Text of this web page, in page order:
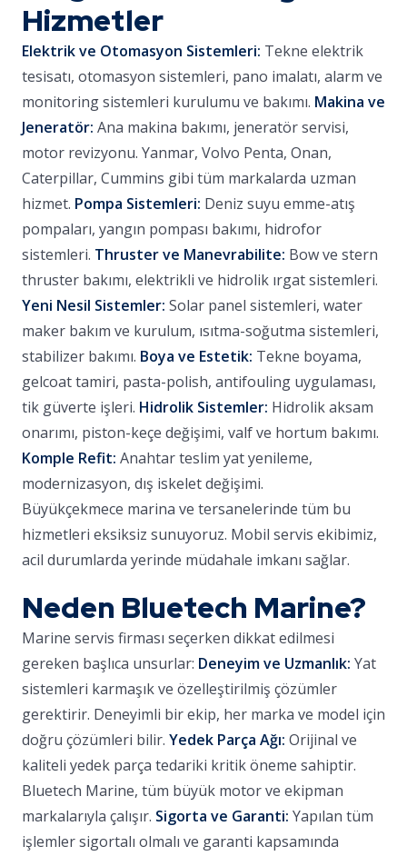
Hizmetler
Elektrik ve Otomasyon Sistemleri: Tekne elektrik
tesisatı, otomasyon sistemleri, pano imalatı, alarm ve
monitoring sistemleri kurulumu ve bakımı. Makina ve
Jeneratör: Ana makina bakımı, jeneratör servisi,
motor revizyonu. Yanmar, Volvo Penta, Onan,
Caterpillar, Cummins gibi tüm markalarda uzman
hizmet. Pompa Sistemleri: Deniz suyu emme-atış
pompaları, yangın pompası bakımı, hidrofor
sistemleri. Thruster ve Manevrabilite: Bow ve stern
thruster bakımı, elektrikli ve hidrolik ırgat sistemleri.
Yeni Nesil Sistemler: Solar panel sistemleri, water
maker bakım ve kurulum, ısıtma-soğutma sistemleri,
stabilizer bakımı. Boya ve Estetik: Tekne boyama,
gelcoat tamiri, pasta-polish, antifouling uygulaması,
tik güverte işleri. Hidrolik Sistemler: Hidrolik aksam
onarımı, piston-keçe değişimi, valf ve hortum bakımı.
Komple Refit: Anahtar teslim yat yenileme,
modernizasyon, dış iskelet değişimi.
Büyükçekmece marina ve tersanelerinde tüm bu
hizmetleri eksiksiz sunuyoruz. Mobil servis ekibimiz,
acil durumlarda yerinde müdahale imkanı sağlar.
Neden Bluetech Marine?
Marine servis firması seçerken dikkat edilmesi
gereken başlıca unsurlar: Deneyim ve Uzmanlık: Yat
sistemleri karmaşık ve özelleştirilmiş çözümler
gerektirir. Deneyimli bir ekip, her marka ve model için
doğru çözümleri bilir. Yedek Parça Ağı: Orijinal ve
kaliteli yedek parça tedariki kritik öneme sahiptir.
Bluetech Marine, tüm büyük motor ve ekipman
markalarıyla çalışır. Sigorta ve Garanti: Yapılan tüm
işlemler sigortalı olmalı ve garanti kapsamında